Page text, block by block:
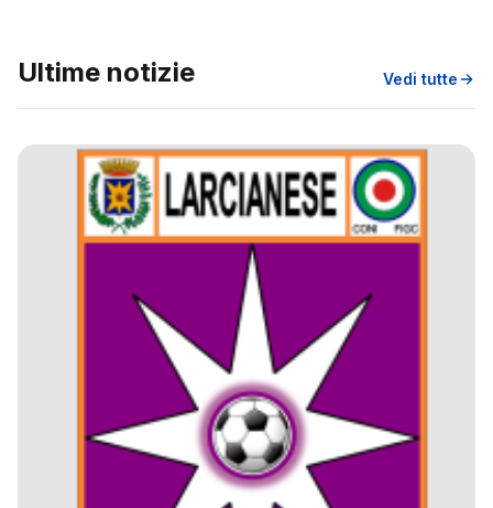
Ultime notizie Vedi tutte